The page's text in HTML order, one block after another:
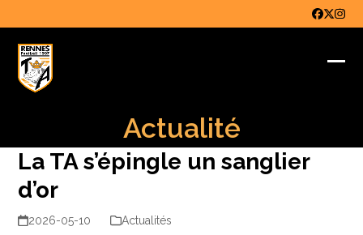
to
content
Twitter
Actualité
La TA s’épingle un sanglier
d’or
2026-05-10 Actualités